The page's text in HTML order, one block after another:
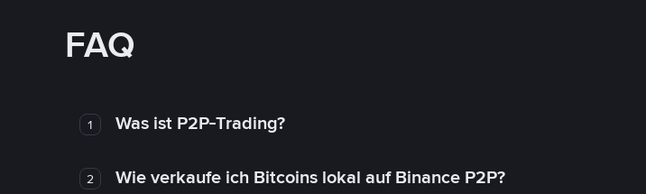
FAQ
1 Was ist P2P-Trading?
2 Wie verkaufe ich Bitcoins lokal auf Binance P2P?